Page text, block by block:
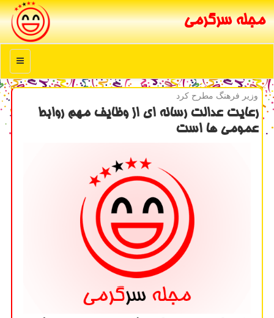
مجله سرگرمی
منو
وزیر فرهنگ مطرح كرد
رعایت عدالت رسانه ای از وظایف مهم روابط
عمومی ها است